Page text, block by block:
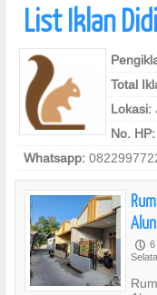
List Iklan Didi
Total
Lokasi:
No. HP:
Whatsapp:
P 6